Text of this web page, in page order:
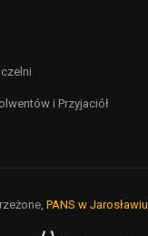
i Przyjaciół
PANS w Jarosławiu